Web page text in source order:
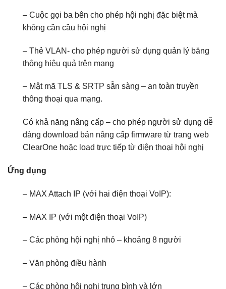
– Cuộc gọi ba bên cho phép hội nghị đặc biệt mà
không cần cầu hội nghị
– Thẻ VLAN- cho phép người sử dụng quản lý băng
thông hiệu quả trên mạng
– Mật mã TLS & SRTP sẵn sàng – an toàn truyền
thông thoại qua mạng.
Có khả năng nâng cấp – cho phép người sử dụng dễ
dàng download bản nâng cấp firmware từ trang web
ClearOne hoặc load trực tiếp từ điện thoại hội nghị
Ứng dụng
– MAX Attach IP (với hai điện thoại VoIP):
– MAX IP (với một điện thoại VoIP)
– Các phòng hội nghị nhỏ – khoảng 8 người
– Văn phòng điều hành
– Các phòng hội nghị trung bình và lớn